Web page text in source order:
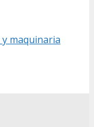
maquinaria